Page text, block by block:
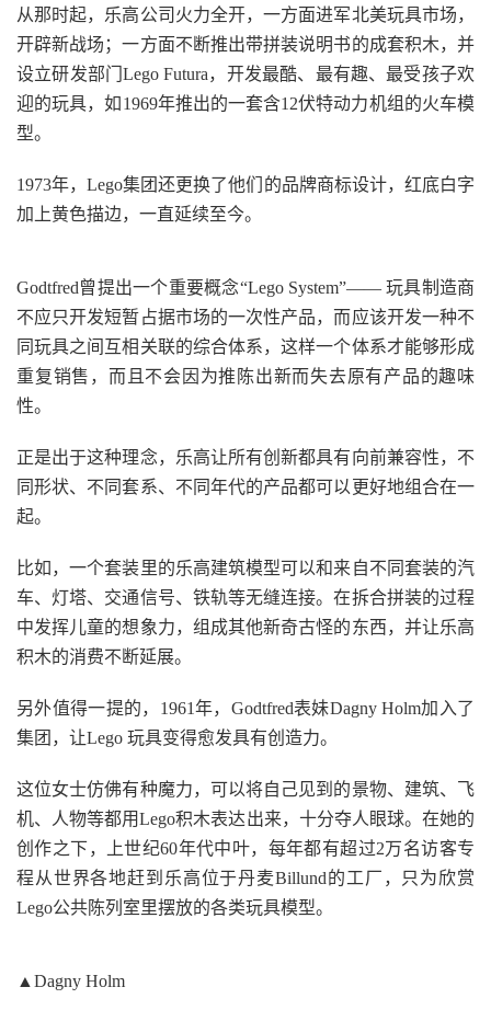
从那时起，乐高公司火力全开，一方面进军北美玩具市场，
开辟新战场；一方面不断推出带拼装说明书的成套积木，并
设立研发部门Lego Futura，开发最酷、最有趣、最受孩子欢
迎的玩具，如1969年推出的一套含12伏特动力机组的火车模
型。
1973年，Lego集团还更换了他们的品牌商标设计，红底白字
加上黄色描边，一直延续至今。
Godtfred曾提出一个重要概念“Lego System”—— 玩具制造商
不应只开发短暂占据市场的一次性产品，而应该开发一种不
同玩具之间互相关联的综合体系，这样一个体系才能够形成
重复销售，而且不会因为推陈出新而失去原有产品的趣味
性。
正是出于这种理念，乐高让所有创新都具有向前兼容性，不
同形状、不同套系、不同年代的产品都可以更好地组合在一
起。
比如，一个套装里的乐高建筑模型可以和来自不同套装的汽
车、灯塔、交通信号、铁轨等无缝连接。在拆合拼装的过程
中发挥儿童的想象力，组成其他新奇古怪的东西，并让乐高
积木的消费不断延展。
另外值得一提的，1961年，Godtfred表妹Dagny Holm加入了
集团，让Lego 玩具变得愈发具有创造力。
这位女士仿佛有种魔力，可以将自己见到的景物、建筑、飞
机、人物等都用Lego积木表达出来，十分夺人眼球。在她的
创作之下，上世纪60年代中叶，每年都有超过2万名访客专
程从世界各地赶到乐高位于丹麦Billund的工厂，只为欣赏
Lego公共陈列室里摆放的各类玩具模型。
▲Dagny Holm